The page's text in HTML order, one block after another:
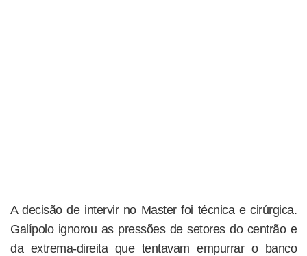
A decisão de intervir no Master foi técnica e cirúrgica.
Galípolo ignorou as pressões de setores do centrão e
da extrema-direita que tentavam empurrar o banco